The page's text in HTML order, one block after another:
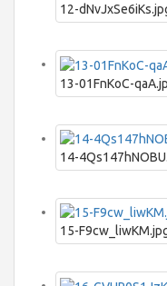
12-
13-01FnKoC-
14-
15-